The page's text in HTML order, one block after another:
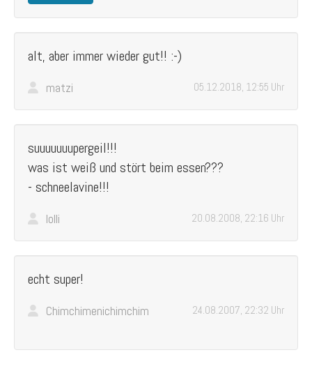
alt, aber immer wieder gut!! :-)
matzi 05.12.2018, 12:55 Uhr
suuuuuuupergeil!!!
was ist weiß und stört beim essen???
- schneelavine!!!
lolli 20.08.2008, 22:16 Uhr
echt super!
Chimchimenichimchim 24.08.2007, 22:32 Uhr